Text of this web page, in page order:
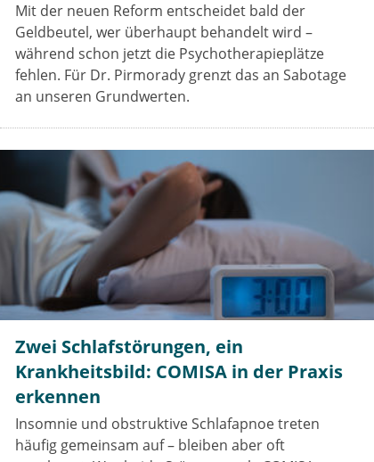
Mit der neuen Reform entscheidet bald der
Geldbeutel, wer überhaupt behandelt wird –
während schon jetzt die Psychotherapieplätze
fehlen. Für Dr. Pirmorady grenzt das an Sabotage
an unseren Grundwerten.
Zwei Schlafstörungen, ein
Krankheitsbild: COMISA in der Praxis
erkennen
Insomnie und obstruktive Schlafapnoe treten
häufig gemeinsam auf – bleiben aber oft